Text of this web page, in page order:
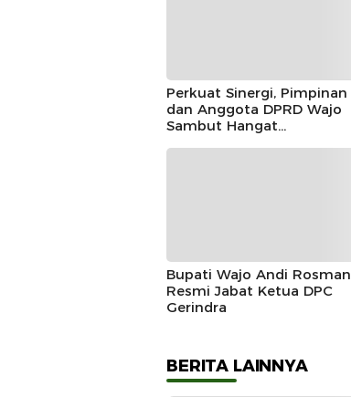
Perkuat Sinergi, Pimpinan
dan Anggota DPRD Wajo
Sambut Hangat
Bupati Wajo Andi Rosman
Resmi Jabat Ketua DPC
Gerindra
BERITA LAINNYA